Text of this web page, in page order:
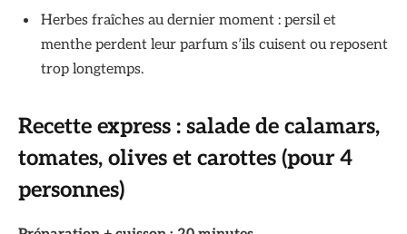
Herbes fraîches au dernier moment : persil et
menthe perdent leur parfum s’ils cuisent ou reposent
trop longtemps.
Recette express : salade de calamars,
tomates, olives et carottes (pour 4
personnes)